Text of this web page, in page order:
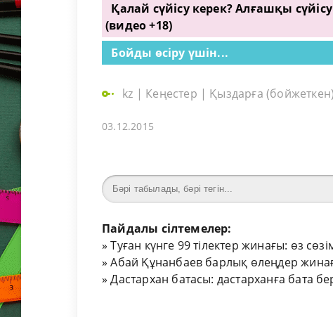
Қалай сүйісу керек? Алғашқы
(видео +18)
Бойды өсіру үшін...
kz | Кеңестер | Қыздарға
03.12.2015
Пайдалы сілтемелер:
»Туған күнге 99 тілектер жинағы: өз
»Абай Құнанбаев барлық өлеңдер
»Дастархан батасы: дастарханға бата